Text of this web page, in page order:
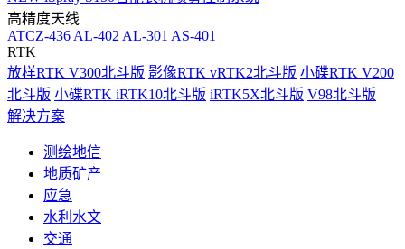
高精度天线
ATCZ-436 AL-402 AL-301 AS-401
RTK
放样RTK V300北斗版 影像RTK vRTK2北斗版 小碟RTK V200
北斗版 小碟RTK iRTK10北斗版 iRTK5X北斗版 V98北斗版
解决方案
测绘地信
地质矿产
应急
水利水文
交通